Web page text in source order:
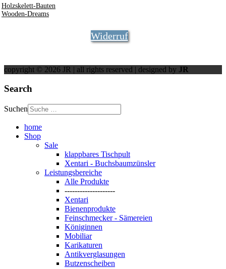
Holzskelett-Bauten
Wooden-Dreams
Widerruf
copyright © 2026 JR | all rights reserved | designed by JR
Search
Suchen
home
Shop
Sale
klappbares Tischpult
Xentari - Buchsbaumzünsler
Leistungsbereiche
Alle Produkte
--------------------
Xentari
Bienenprodukte
Feinschmecker - Sämereien
Königinnen
Mobiliar
Karikaturen
Antikverglasungen
Butzenscheiben